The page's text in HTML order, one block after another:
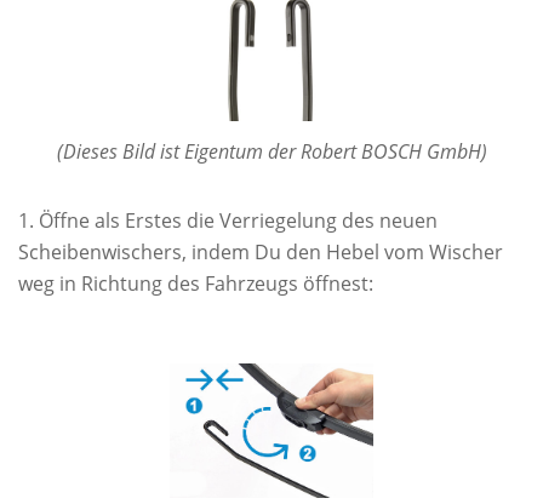
(Dieses Bild ist Eigentum der Robert BOSCH GmbH)
Öffne als Erstes die Verriegelung des neuen
Scheibenwischers, indem Du den Hebel vom Wischer
weg in Richtung des Fahrzeugs öffnest: